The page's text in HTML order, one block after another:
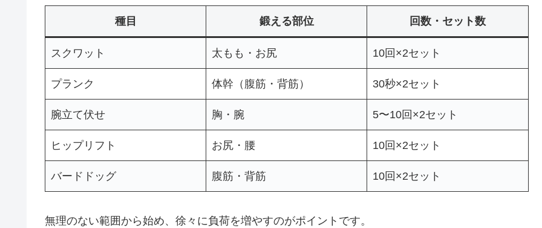
種目 鍛える部位 回数・セット数
スクワット 太もも・お尻 10回×2セット
プランク 体幹（腹筋・背筋） 30秒×2セット
腕立て伏せ 胸・腕 5〜10回×2セット
ヒップリフト お尻・腰 10回×2セット
バードドッグ 腹筋・背筋 10回×2セット
無理のない範囲から始め、徐々に負荷を増やすのがポイントです。